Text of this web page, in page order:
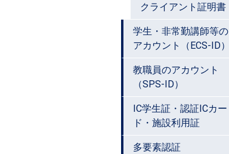
クライアント証明書
学生・非常勤講師等の
アカウント（ECS-ID）
教職員のアカウント
（SPS-ID）
IC学生証・認証ICカー
ド・施設利用証
多要素認証